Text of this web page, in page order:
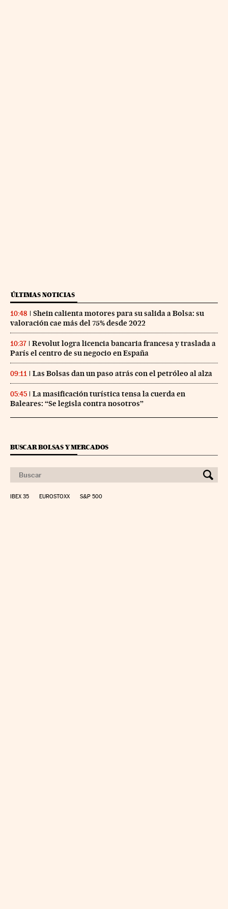
ÚLTIMAS NOTICIAS
10:48
Shein calienta motores para su salida a Bolsa: su
valoración cae más del 75% desde 2022
10:37
Revolut logra licencia bancaria francesa y traslada a
París el centro de su negocio en España
09:11 Las Bolsas dan un paso atrás con el petróleo al alza
05:45
La masificación turística tensa la cuerda en
Baleares: “Se legisla contra nosotros”
BUSCAR BOLSAS Y MERCADOS
IBEX 35 EUROSTOXX S&P 500